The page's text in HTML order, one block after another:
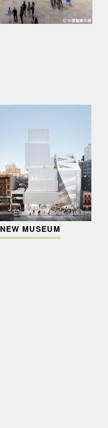
NEW MUSEUM